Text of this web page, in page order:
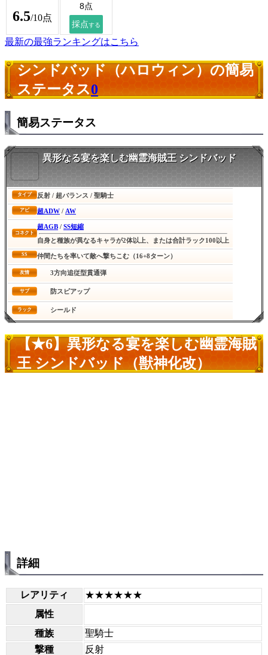
6.5/10点
最新の最強ランキングはこちら
シンドバッド（ハロウィン）の簡易
ステータス0
簡易ステータス
異形なる宴を楽しむ幽霊海賊王 シンドバッド
タイプ 反射 / 超バランス / 聖騎士
アビ 超ADW / AW
コネクト
超AGB / SS短縮
自身と種族が異なるキャラが2体以上、または合計ラック100以上
SS 仲間たちを率いて敵へ撃ちこむ（16+8ターン）
友情 3方向追従型貫通弾
サブ 防スピアップ
ラック シールド
【★6】異形なる宴を楽しむ幽霊海賊
王 シンドバッド（獣神化改）
詳細
レアリティ
★★★★★★
属性
種族
聖騎士
撃種
反射